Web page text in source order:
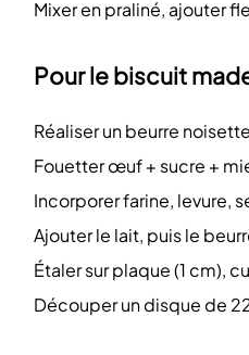
Mixer en praliné, ajouter
Pour le biscuit
Réaliser un beurre
Fouetter œuf + sucre +
Incorporer farine, levure,
Ajouter le lait, puis le
Étaler sur plaque (1 cm),
Découper un disque de